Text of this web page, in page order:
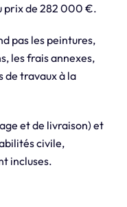
prix de 282 000 €.
pas les peintures,
les frais annexes,
de travaux à la
et de livraison) et
civile,
incluses.